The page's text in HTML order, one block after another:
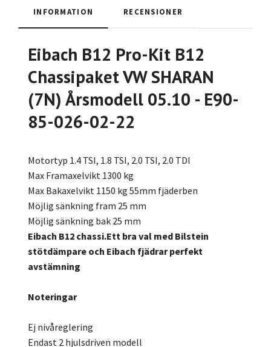
INFORMATION RECENSIONER
Eibach B12 Pro-Kit B12
Chassipaket VW SHARAN
(7N) Årsmodell 05.10 - E90-
85-026-02-22
Motortyp 1.4 TSI, 1.8 TSI, 2.0 TSI, 2.0 TDI
Max Framaxelvikt 1300 kg
Max Bakaxelvikt 1150 kg 55mm fjäderben
Möjlig sänkning fram 25 mm
Möjlig sänkning bak 25 mm
Eibach B12 chassi.Ett bra val med Bilstein
stötdämpare och Eibach fjädrar perfekt
avstämning
Noteringar
Ej nivåreglering
Endast 2 hjulsdriven modell